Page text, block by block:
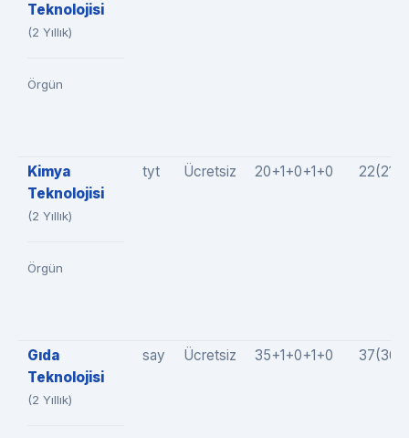
Teknolojisi
(2 Yıllık)
Örgün
Kimya
Teknolojisi
(2 Yıllık)
Örgün
tyt Ücretsiz 20+1+0+1+0
Gıda
Teknolojisi
(2 Yıllık)
say Ücretsiz 35+1+0+1+0